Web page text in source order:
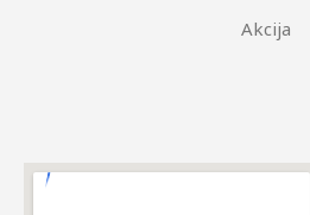
Akcija